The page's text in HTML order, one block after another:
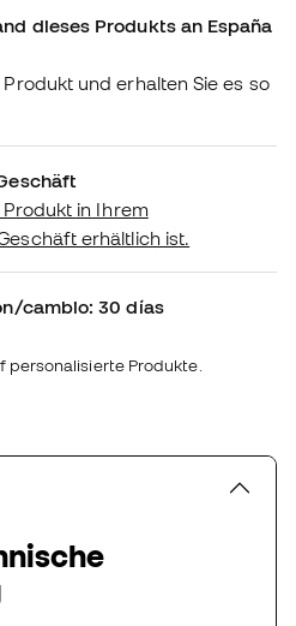
dieses Produkts an España
und erhalten Sie es so
in Ihrem
erhältlich ist.
cambio: 30 días
Produkte.